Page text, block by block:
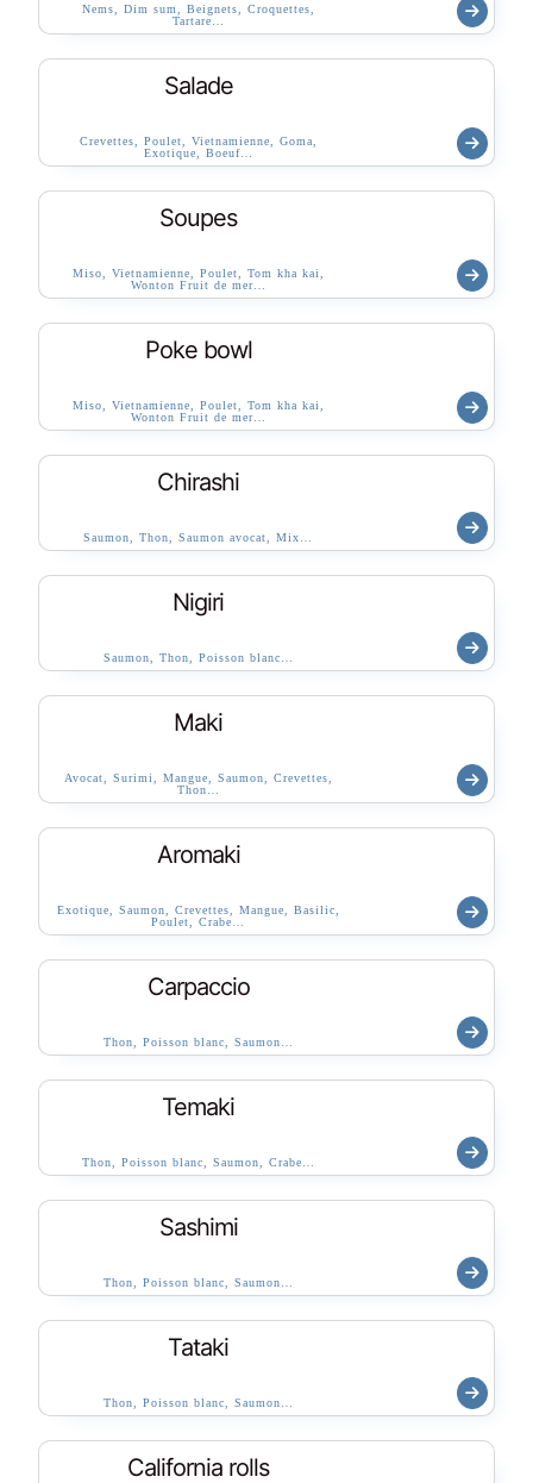
Nems, Dim sum, Beignets, Croquettes,
Tartare…
Salade
Crevettes, Poulet, Vietnamienne, Goma,
Exotique, Boeuf…
Soupes
Miso, Vietnamienne, Poulet, Tom kha kai,
Wonton Fruit de mer…
Poke bowl
Miso, Vietnamienne, Poulet, Tom kha kai,
Wonton Fruit de mer…
Chirashi
Saumon, Thon, Saumon avocat, Mix…
Nigiri
Saumon, Thon, Poisson blanc…
Maki
Avocat, Surimi, Mangue, Saumon, Crevettes,
Thon…
Aromaki
Exotique, Saumon, Crevettes, Mangue, Basilic,
Poulet, Crabe…
Carpaccio
Thon, Poisson blanc, Saumon…
Temaki
Thon, Poisson blanc, Saumon, Crabe…
Sashimi
Thon, Poisson blanc, Saumon…
Tataki
Thon, Poisson blanc, Saumon…
California rolls